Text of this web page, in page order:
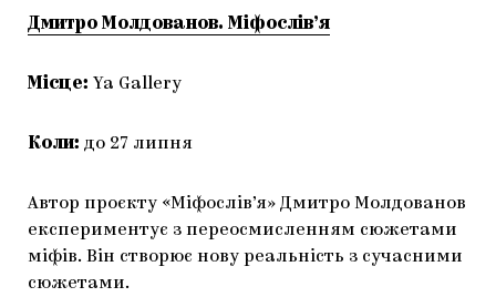
Дмитро Молдованов. Міфослів’я
Місце: Ya Gallery
Коли: до 27 липня
Автор проєкту «Міфослів’я» Дмитро Молдованов
експериментує з переосмисленням сюжетами
міфів. Він створює нову реальність з сучасними
сюжетами.